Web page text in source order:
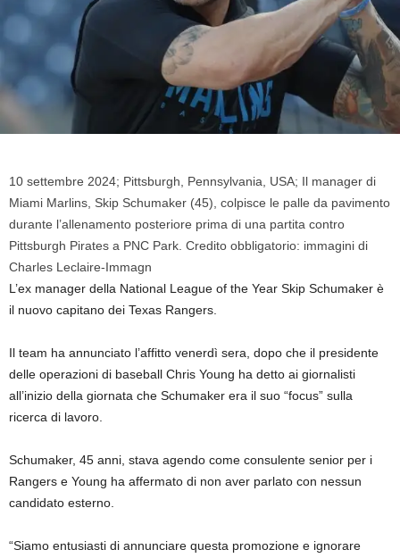
10 settembre 2024; Pittsburgh, Pennsylvania, USA; Il manager di
Miami Marlins, Skip Schumaker (45), colpisce le palle da pavimento
durante l’allenamento posteriore prima di una partita contro
Pittsburgh Pirates a PNC Park. Credito obbligatorio: immagini di
Charles Leclaire-Immagn
L’ex manager della National League of the Year Skip Schumaker è
il nuovo capitano dei Texas Rangers.
Il team ha annunciato l’affitto venerdì sera, dopo che il presidente
delle operazioni di baseball Chris Young ha detto ai giornalisti
all’inizio della giornata che Schumaker era il suo “focus” sulla
ricerca di lavoro.
Schumaker, 45 anni, stava agendo come consulente senior per i
Rangers e Young ha affermato di non aver parlato con nessun
candidato esterno.
“Siamo entusiasti di annunciare questa promozione e ignorare